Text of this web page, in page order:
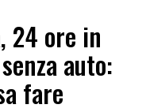
24 ore in
auto:
fare